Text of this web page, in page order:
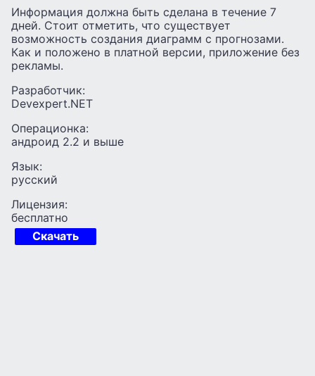
Информация должна быть сделана в течение 7
дней. Стоит отметить, что существует
возможность создания диаграмм с прогнозами.
Как и положено в платной версии, приложение без
рекламы.
Разработчик:
Devexpert.NET
Операционка:
андроид 2.2 и выше
Язык:
русский
Лицензия:
бесплатно
Скачать